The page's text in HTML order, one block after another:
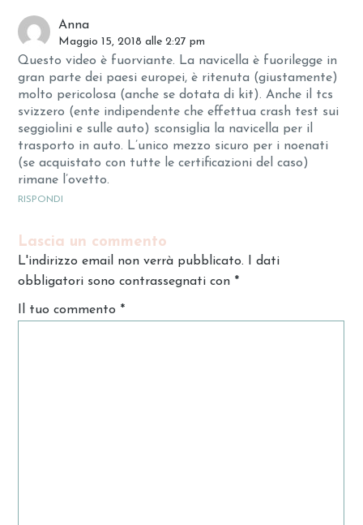
Anna
Maggio 15, 2018 alle 2:27 pm
Questo video è fuorviante. La navicella è fuorilegge in
gran parte dei paesi europei, è ritenuta (giustamente)
molto pericolosa (anche se dotata di kit). Anche il tcs
svizzero (ente indipendente che effettua crash test sui
seggiolini e sulle auto) sconsiglia la navicella per il
trasporto in auto. L’unico mezzo sicuro per i noenati
(se acquistato con tutte le certificazioni del caso)
rimane l’ovetto.
RISPONDI
Lascia un commento
L'indirizzo email non verrà pubblicato. I dati
obbligatori sono contrassegnati con *
Il tuo commento *